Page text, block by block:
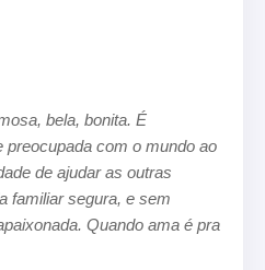
bela, bonita. É
com o mundo ao
de ajudar as outras
familiar segura, e sem
Quando ama é pra